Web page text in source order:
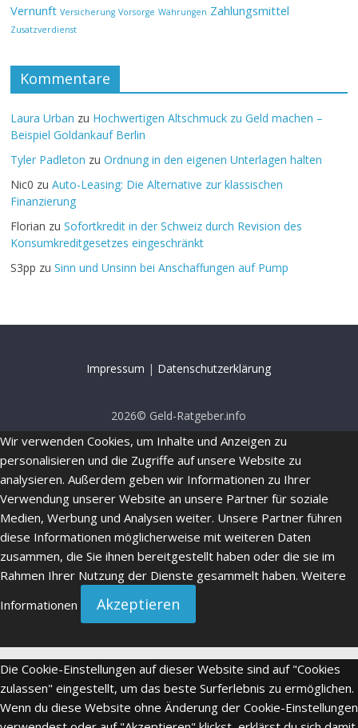
Vernunft Versicherung Vorsorge Währungen Zahlungsmittel
Zusatzverdienst
Kommentare
Laura Urban zu Hochwertigen Altschmuck zu Geld machen –
Beispiel Goldankauf Berlin
Tyler Padleton zuOrdnung in den eigenen Unterlagen halten
Nic0 zuAuto-Leasing: Die Alternative zur klassischen
Finanzierung
Florian zuSofortkredit in der Schweiz durch Revision des
Konsumkreditgesetzes eingeschränkt
S3pp zuSinn und Unsinn bei Anschaffungen auf Pump
Impressum | Datenschutzerklärung
2026© Geld-Ratgeber.info
Wir verwenden Cookies, um Inhalte und Anzeigen zu
personalisieren und die Zugriffe auf unsere Website zu
analysieren. Außerdem geben wir Informationen zu Ihrer
Verwendung unserer Website an unsere Partner für soziale
Medien, Werbung und Analysen weiter. Unsere Partner führen
diese Informationen möglicherweise mit weiteren Daten
zusammen, die Sie ihnen bereitgestellt haben oder die sie im
Rahmen Ihrer Nutzung der Dienste gesammelt haben. Weitere
Informationen
Akzeptieren
Die Cookie-Einstellungen auf dieser Website sind auf "Cookies
zulassen" eingestellt, um das beste Surferlebnis zu ermöglichen.
Wenn du diese Website ohne Änderung der Cookie-Einstellungen